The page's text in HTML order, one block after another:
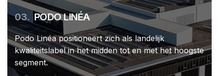
03. PODO LINÉA
Podo Linéa positioneert zich als landelijk
kwaliteitslabel in het midden tot en met het hoogste
segment.